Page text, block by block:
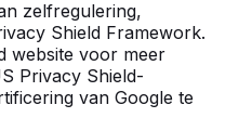
zelfregulering,
Shield Framework.
website voor meer
Privacy Shield-
van Google te
zeker nog meer tot
10-03-
2018
in heel Europa en
hier waar bij u in de
staat.